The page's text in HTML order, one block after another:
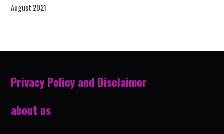
August 2021
Privacy Policy and Disclaimer
about us